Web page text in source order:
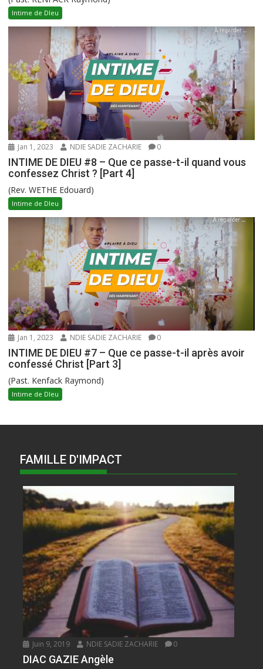
Intime de DIeu
Jan 1, 2023 NDIE SADIE ZACHARIE 0
INTIME DE DIEU #8 – Que ce passe-t-il quand vous
confessez Christ ? [Part 4]
(Rev. WETHE Edouard)
Intime de DIeu
Jan 1, 2023 NDIE SADIE ZACHARIE 0
INTIME DE DIEU #7 – Que ce passe-t-il après avoir
confessé Christ [Part 3]
(Past. Kenfack Raymond)
Intime de DIeu
FAMILLE D'IMPACT
Juin 9, 2019 NDIE SADIE ZACHARIE 0
DIAC GAZIE Angèle